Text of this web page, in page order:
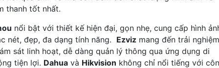
thanh tốt nhất.
nổi bật với thiết kế hiện đại, gọn nhẹ, cung cấp hình
nét, đẹp, đa dạng tính năng. Ezviz mang đến trải nghiệm
sát linh hoạt, dễ dàng quản lý thông qua ứng dụng di
tiện lợi. Dahua và Hikvision không chỉ nổi tiếng với